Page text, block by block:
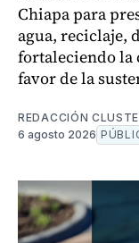
Chiapa para
agua, reciclaje,
fortaleciendo
favor de la
REDACCIÓN
6 agosto 2026